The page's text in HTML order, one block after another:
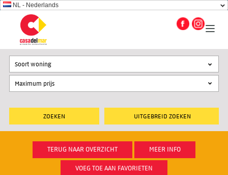
NL - Nederlands
UITGEBREID ZOEKEN
Soort woning
TERUG NAAR OVERZICHT MEER INFO
VOEG TOE AAN FAVORIETEN